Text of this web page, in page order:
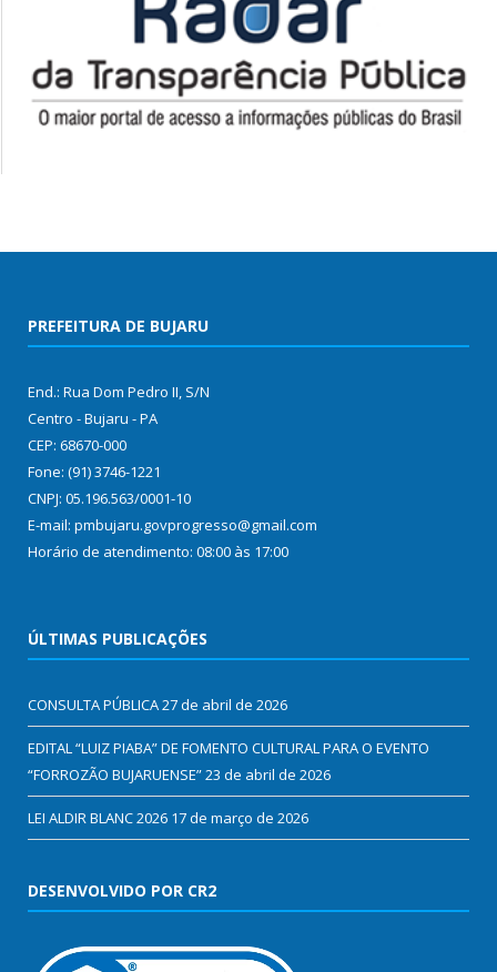
PREFEITURA DE BUJARU
End.: Rua Dom Pedro II, S/N
Centro - Bujaru - PA
CEP: 68670-000
Fone: (91) 3746-1221
CNPJ: 05.196.563/0001-10
E-mail: pmbujaru.govprogresso@gmail.com
Horário de atendimento: 08:00 às 17:00
ÚLTIMAS PUBLICAÇÕES
CONSULTA PÚBLICA27 de abril de 2026
EDITAL “LUIZ PIABA” DE FOMENTO CULTURAL PARA O EVENTO
“FORROZÃO BUJARUENSE”23 de abril de 2026
LEI ALDIR BLANC 2026 17 de março de 2026
DESENVOLVIDO POR CR2